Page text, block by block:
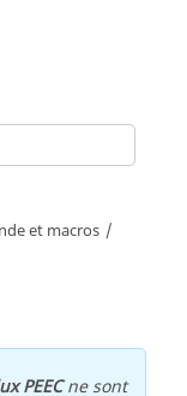
et macros
PEECne sont